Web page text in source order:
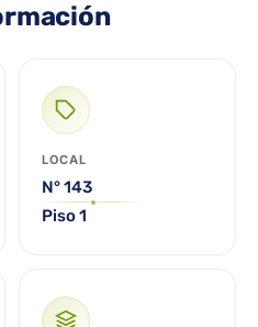
LOCAL
N° 143
Piso 1